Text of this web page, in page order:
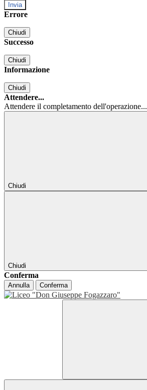
Errore
Chiudi
Successo
Chiudi
Informazione
Chiudi
Attendere...
Attendere il completamento dell'operazione...
Chiudi
Chiudi
Conferma
Annulla Conferma